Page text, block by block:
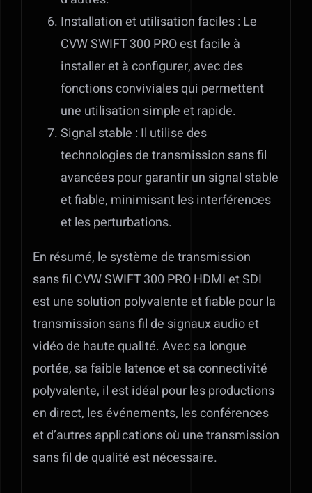
Installation et utilisation faciles : Le
CVW SWIFT 300 PRO est facile à
installer et à configurer, avec des
fonctions conviviales qui permettent
une utilisation simple et rapide.
Signal stable : Il utilise des
technologies de transmission sans fil
avancées pour garantir un signal stable
et fiable, minimisant les interférences
et les perturbations.
En résumé, le système de transmission
sans fil CVW SWIFT 300 PRO HDMI et SDI
est une solution polyvalente et fiable pour la
transmission sans fil de signaux audio et
vidéo de haute qualité. Avec sa longue
portée, sa faible latence et sa connectivité
polyvalente, il est idéal pour les productions
en direct, les événements, les conférences
et d’autres applications où une transmission
sans fil de qualité est nécessaire.